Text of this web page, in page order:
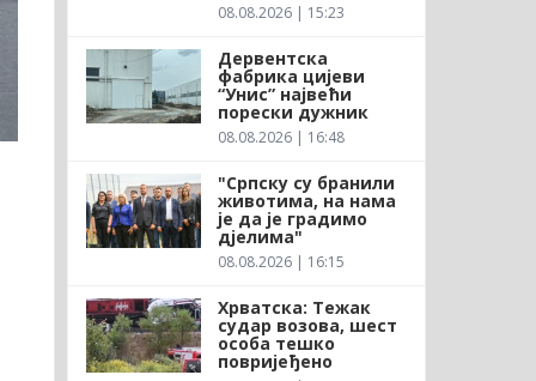
08.08.2026 | 15:23
Дервентска
фабрика цијеви
“Унис” највећи
порески дужник
08.08.2026 | 16:48
"Српску су бранили
животима, на нама
је да је градимо
дјелима"
08.08.2026 | 16:15
Хрватска: Тежак
судар возова, шест
особа тешко
повријеђено